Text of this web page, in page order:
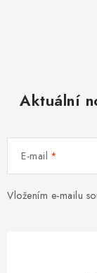
Aktuální
E-mail
Vložením e-mailu